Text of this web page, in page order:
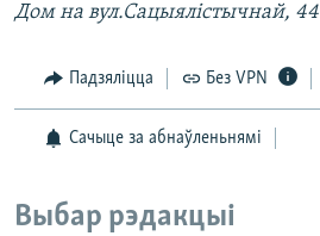
Дом на вул.Сацыялістычнай, 44
Падзяліцца Без VPN
Сачыце за абнаўленьнямі
Выбар рэдакцыі